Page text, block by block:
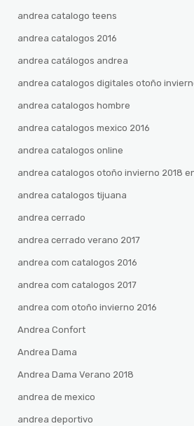
andrea catalogo teens
andrea catalogos 2016
andrea catálogos andrea
andrea catalogos digitales otoño
andrea catalogos hombre
andrea catalogos mexico 2016
andrea catalogos online
andrea catalogos otoño invierno 2018
andrea catalogos tijuana
andrea cerrado
andrea cerrado verano 2017
andrea com catalogos 2016
andrea com catalogos 2017
andrea com otoño invierno 2016
Andrea Confort
Andrea Dama
Andrea Dama Verano 2018
andrea de mexico
andrea deportivo